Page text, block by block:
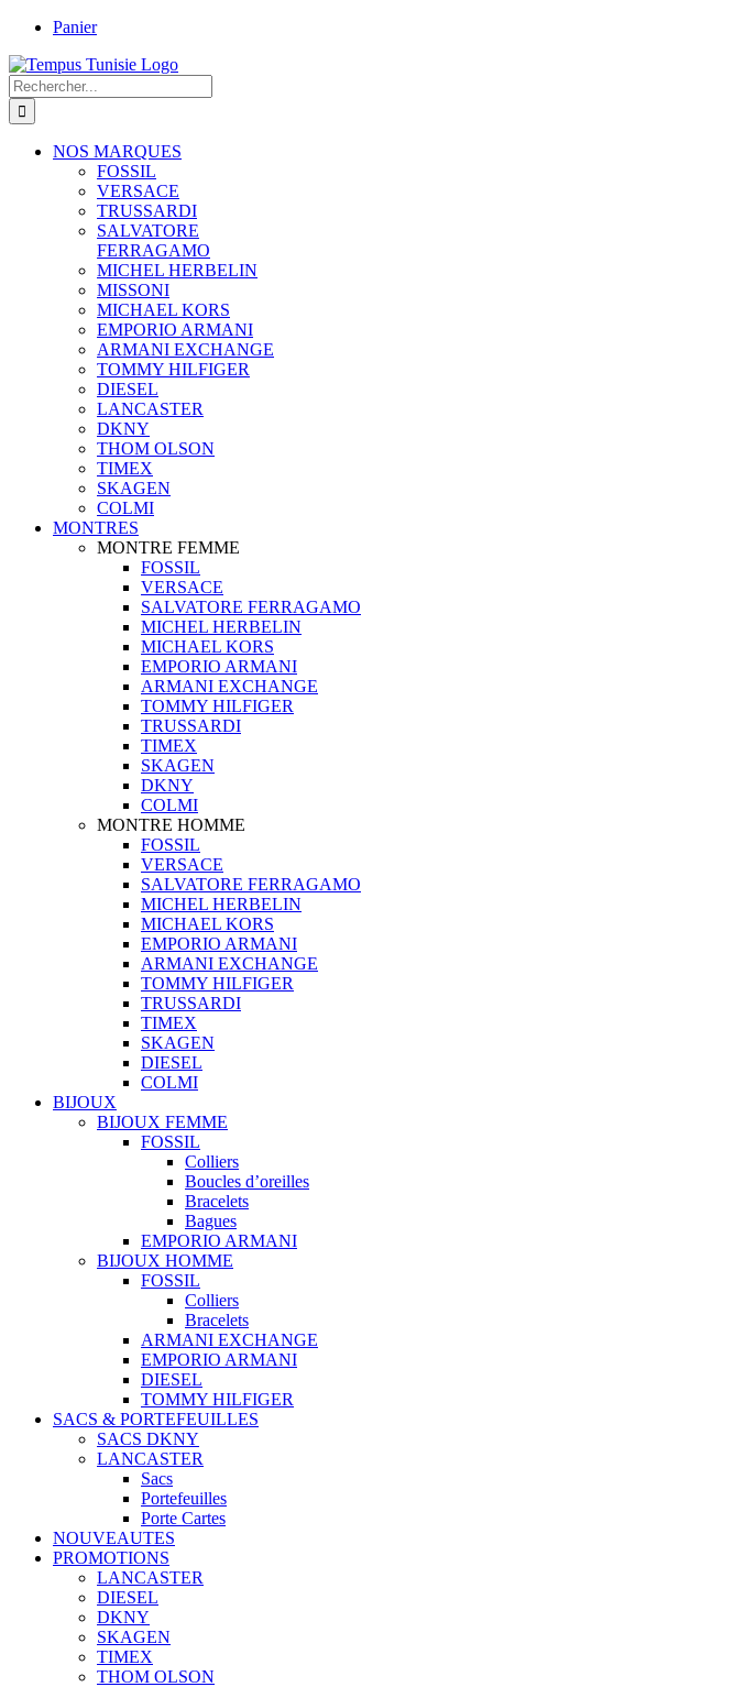
Passer
contenu
Panier
Rechercher:
NOS MARQUES
FOSSIL
VERSACE
TRUSSARDI
SALVATORE
FERRAGAMO
MICHEL HERBELIN
MISSONI
MICHAEL KORS
EMPORIO ARMANI
ARMANI EXCHANGE
TOMMY HILFIGER
DIESEL
LANCASTER
DKNY
THOM OLSON
TIMEX
SKAGEN
COLMI
MONTRES
MONTRE FEMME
FOSSIL
VERSACE
SALVATORE FERRAGAMO
MICHEL HERBELIN
MICHAEL KORS
EMPORIO ARMANI
ARMANI EXCHANGE
TOMMY HILFIGER
TRUSSARDI
TIMEX
SKAGEN
DKNY
COLMI
MONTRE HOMME
FOSSIL
VERSACE
SALVATORE FERRAGAMO
MICHEL HERBELIN
MICHAEL KORS
EMPORIO ARMANI
ARMANI EXCHANGE
TOMMY HILFIGER
TRUSSARDI
TIMEX
SKAGEN
DIESEL
COLMI
BIJOUX
BIJOUX FEMME
FOSSIL
Colliers
Boucles d’oreilles
Bracelets
Bagues
EMPORIO ARMANI
BIJOUX HOMME
FOSSIL
Colliers
Bracelets
ARMANI EXCHANGE
EMPORIO ARMANI
DIESEL
TOMMY HILFIGER
SACS & PORTEFEUILLES
SACS DKNY
LANCASTER
Sacs
Portefeuilles
Porte Cartes
NOUVEAUTES
PROMOTIONS
LANCASTER
DIESEL
DKNY
SKAGEN
TIMEX
THOM OLSON